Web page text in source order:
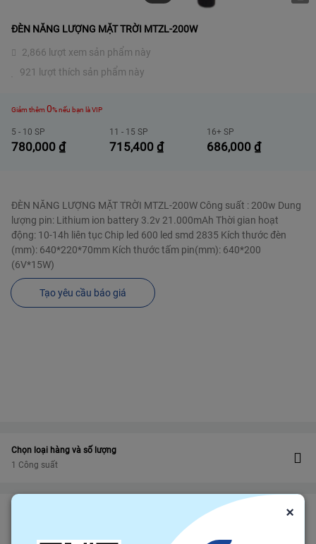
ĐÈN NĂNG LƯỢNG MẶT TRỜI MTZL-200W
2,866 lượt xem sản phẩm này
921 lượt thích sản phẩm này
Giảm thêm 0% nếu bạn là VIP
780,000 ₫
5 - 10 SP
715,400 ₫
11 - 15 SP
686,000₫
16+ SP
ĐÈN NĂNG LƯỢNG MẶT TRỜI MTZL-200W Công suất : 200w Dung
lượng pin: Lithium ion battery 3.2v 21.000mAh Thời gian hoạt
động: 10-14h liên tục Chip led 600 led smd 2835 Kích thước đèn
(mm): 640*220*70mm Kích thước tấm pin(mm): 640*200
(6V*15W)
Tạo yêu cầu báo giá
Chọn loại hàng và số lượng
1 Công suất
bảo vệ đơn hàng felix.store của bạn
Đảm bảo gửi hàng đúng hạn
×